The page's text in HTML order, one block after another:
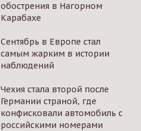
обострения в Нагорном
Карабахе
Сентябрь в Европе стал
самым жарким в истории
наблюдений
Чехия стала второй после
Германии страной, где
конфисковали автомобиль с
российскими номерами